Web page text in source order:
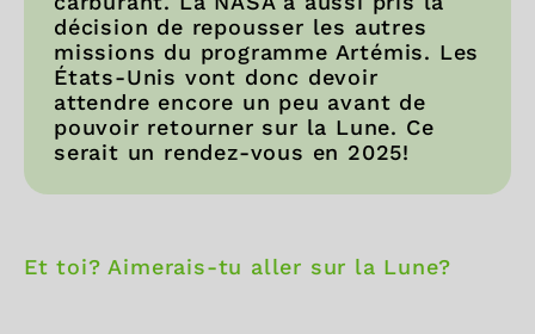
décision de repousser les autres
missions du programme Artémis. Les
États-Unis vont donc devoir
attendre encore un peu avant de
pouvoir retourner sur la Lune. Ce
serait un rendez-vous en 2025!
Et toi? Aimerais-tu aller sur la Lune?